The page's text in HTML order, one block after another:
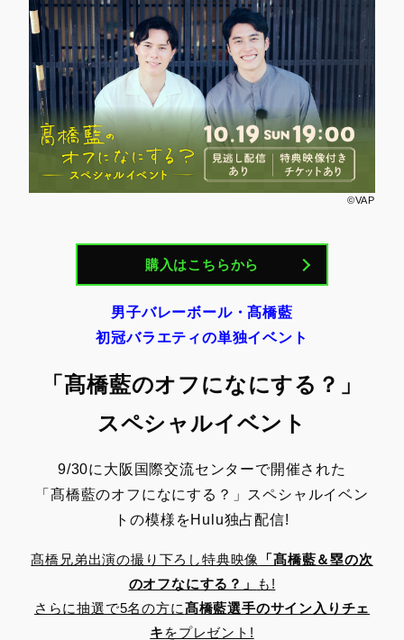
©VAP
購入はこちらから
男子バレーボール・髙橋藍
初冠バラエティの単独イベント
「髙橋藍のオフになにする？」
スペシャルイベント
9/30に大阪国際交流センターで開催された
「髙橋藍のオフになにする？」スペシャルイベン
トの模様をHulu独占配信!
髙橋兄弟出演の撮り下ろし特典映像
「髙橋藍＆塁の次
のオフなにする？」
も!
さらに抽選で5名の方に髙橋藍選手のサイン入りチェ
キ をプレゼント!